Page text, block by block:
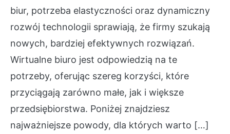
biur, potrzeba elastyczności oraz dynamiczny
rozwój technologii sprawiają, że firmy szukają
nowych, bardziej efektywnych rozwiązań.
Wirtualne biuro jest odpowiedzią na te
potrzeby, oferując szereg korzyści, które
przyciągają zarówno małe, jak i większe
przedsiębiorstwa. Poniżej znajdziesz
najważniejsze powody, dla których warto […]